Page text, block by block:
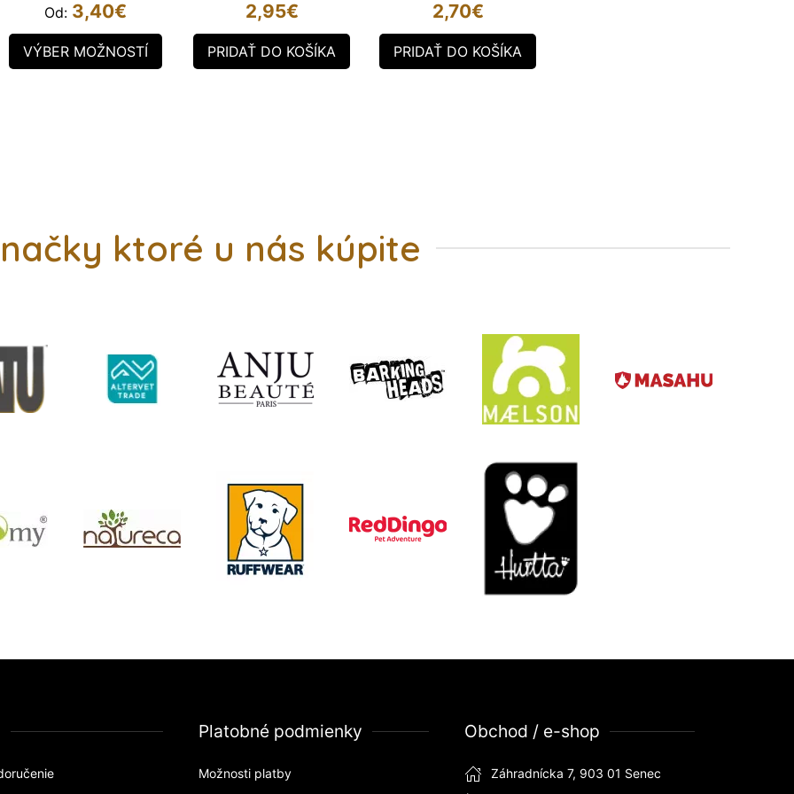
Od: 3,40€
VÝBER MOŽNOSTÍ
2,95€
PRIDAŤ DO KOŠÍKA
2,70€
PRIDAŤ DO KOŠÍKA
ktoré u nás kúpite
Platobné podmienky
Možnosti platby
Obchod / e-shop
Záhradnícka 7, 903 01 Senec